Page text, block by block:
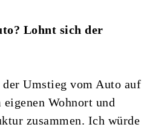
Lohnt sich der
Umstieg vom Auto auf
Wohnort und
zusammen. Ich würde